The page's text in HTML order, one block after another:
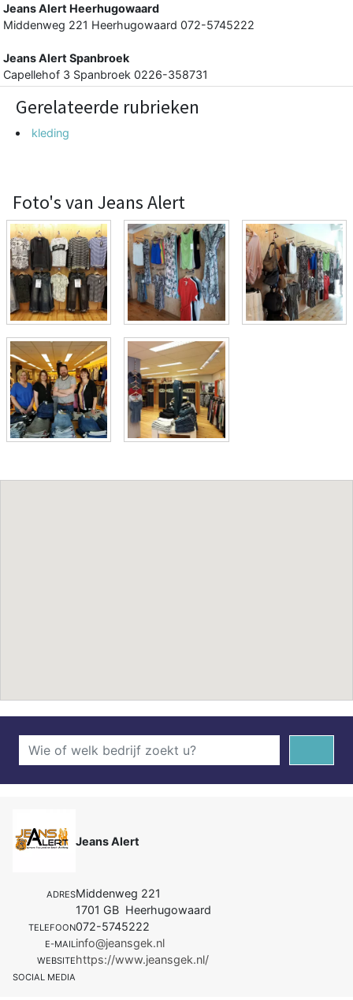
Jeans Alert Heerhugowaard
Middenweg 221 Heerhugowaard 072-5745222
Jeans Alert Spanbroek
Capellehof 3 Spanbroek 0226-358731
Gerelateerde rubrieken
kleding
Foto's van Jeans Alert
Jeans Alert
ADRESMiddenweg 221
1701 GB Heerhugowaard
TELEFOON072-5745222
E-MAILinfo@jeansgek.nl
WEBSITEhttps://www.jeansgek.nl/
SOCIAL MEDIA